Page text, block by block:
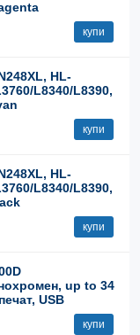
купи
HL-
L8340/L8390,
купи
HL-
L8340/L8390,
купи
up to 34
USB
купи